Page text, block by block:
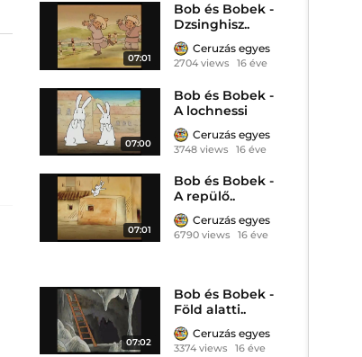
07:01
Bob és Bobek -
Dzsinghisz..
Ceruzás egyes
2704 views 16 éve
07:00
Bob és Bobek -
A lochnessi
Ceruzás egyes
3748 views 16 éve
07:01
Bob és Bobek -
A repülő..
Ceruzás egyes
6790 views 16 éve
07:02
Bob és Bobek -
Föld alatti..
Ceruzás egyes
3374 views 16 éve